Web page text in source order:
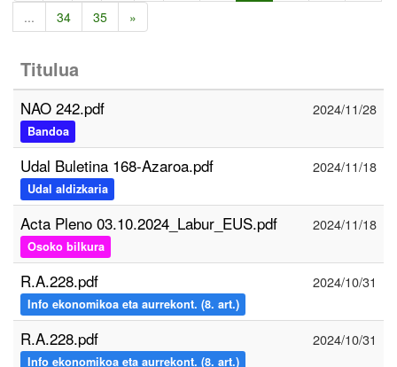
...
34 35 »
Titulua
NAO 242.pdf
Bandoa
2024/11/28
Udal Buletina 168-Azaroa.pdf
Udal aldizkaria
2024/11/18
Acta Pleno 03.10.2024_Labur_EUS.pdf
Osoko bilkura
2024/11/18
R.A.228.pdf
Info ekonomikoa eta aurrekont. (8. art.)
2024/10/31
R.A.228.pdf
Info ekonomikoa eta aurrekont. (8. art.)
2024/10/31